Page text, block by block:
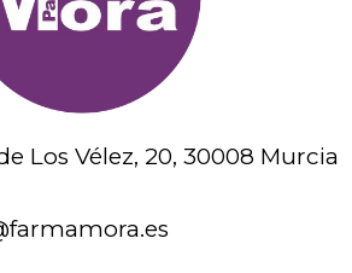
Los Vélez, 20, 30008 Murcia